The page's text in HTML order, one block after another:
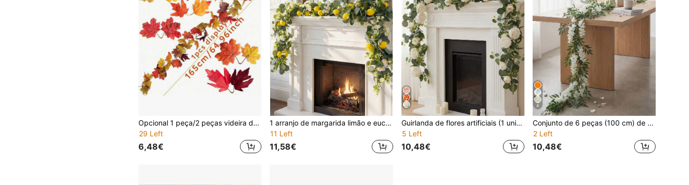
Opcional 1 peça/2 peças videira decorativa de folha de ácer de outono, videira pendurada de folha de outono artificial, decoração para casa, casamento, lareira, festa e Natal
29 Left
6,48€
1 arranjo de margarida limão e eucalipto, ideal para decoração de primavera/verão, quarto, casamento, mesa, móveis e escadas.
11 Left
11,58€
Guirlanda de flores artificiais (1 unidade), guirlanda de eucalipto da primavera, decoração vintage de parede com peônias e rosas artificiais, decoração para arco de casamento, porta e janela, artigos para festas.
5 Left
10,48€
4
Conjunto de 6 peças (100 cm) de trepadeira artificial de flores de soja, ideal para decoração de quartos, de casamento, casas, jardins e tetos, em todas as estações do ano. Perfeita para todas as estações.
2 Left
10,48€